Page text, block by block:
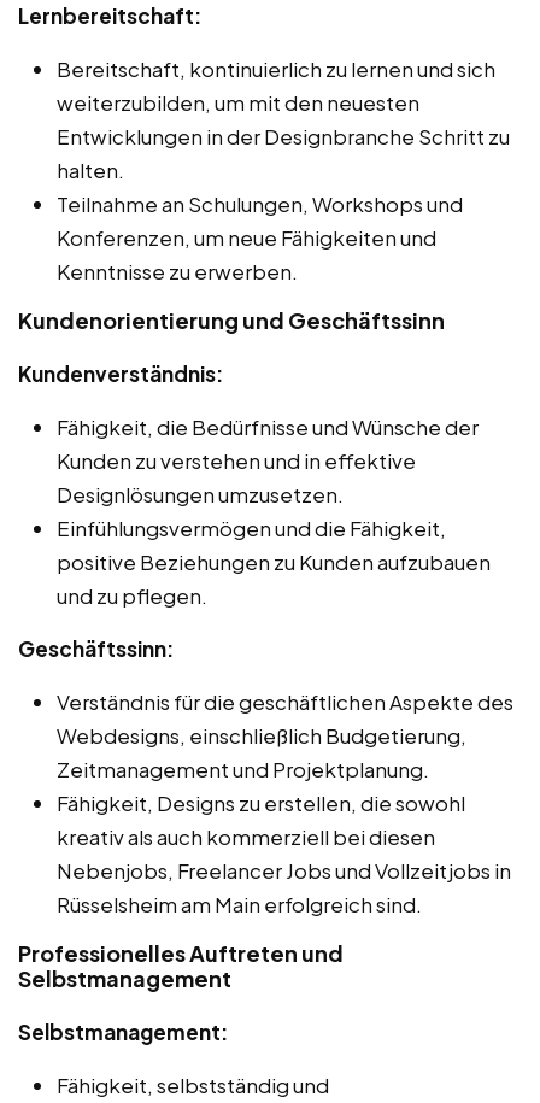
Lernbereitschaft:
Bereitschaft, kontinuierlich zu lernen und sich
weiterzubilden, um mit den neuesten
Entwicklungen in der Designbranche Schritt zu
halten.
Teilnahme an Schulungen, Workshops und
Konferenzen, um neue Fähigkeiten und
Kenntnisse zu erwerben.
Kundenorientierung und Geschäftssinn
Kundenverständnis:
Fähigkeit, die Bedürfnisse und Wünsche der
Kunden zu verstehen und in effektive
Designlösungen umzusetzen.
Einfühlungsvermögen und die Fähigkeit,
positive Beziehungen zu Kunden aufzubauen
und zu pflegen.
Geschäftssinn:
Verständnis für die geschäftlichen Aspekte des
Webdesigns, einschließlich Budgetierung,
Zeitmanagement und Projektplanung.
Fähigkeit, Designs zu erstellen, die sowohl
kreativ als auch kommerziell bei diesen
Nebenjobs, Freelancer Jobs und Vollzeitjobs in
Rüsselsheim am Main erfolgreich sind.
Professionelles Auftreten und
Selbstmanagement
Selbstmanagement:
Fähigkeit, selbstständig und